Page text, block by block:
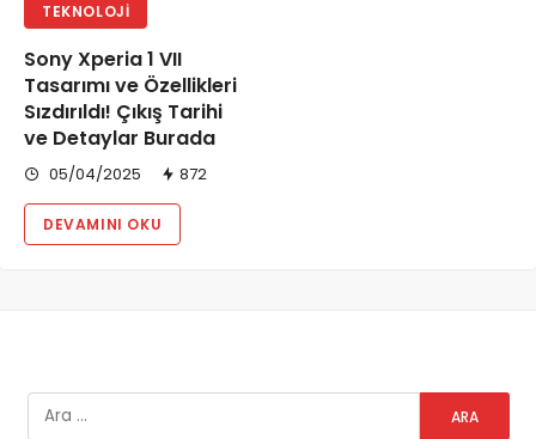
TEKNOLOJI
Sony Xperia 1 VII
Tasarımı ve Özellikleri
Sızdırıldı! Çıkış Tarihi
ve Detaylar Burada
05/04/2025 872
DEVAMINI OKU